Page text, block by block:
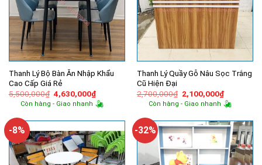
Thanh Lý Bộ Bàn Ăn Nhập Khẩu
Cao Cấp Giá Rẻ
5,500,000₫ Giá
gốc
là:
4,630,000₫Giá
hiện
tại
4,630,000₫.
Còn hàng - Giao nhanh
Thanh Lý Quầy Gỗ Nâu Sọc Trắng
Cũ Hiện Đại
2,700,000₫ Giá
gốc
là:
2,100,000₫Giá
hiện
tại
Còn hàng - Giao nhanh
-8% -32%